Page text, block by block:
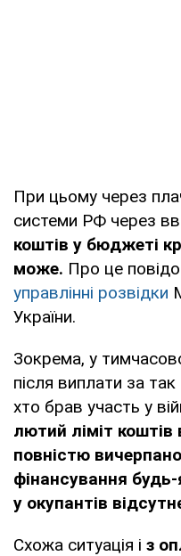
При цьому через
системи РФ через
коштів у бюджеті
може. Про це
управлінні розвідки
України.
Зокрема, у
після виплати за
хто брав участь у
лютий ліміт коштів
повністю
фінансування
у окупантів
Схожа ситуація і з